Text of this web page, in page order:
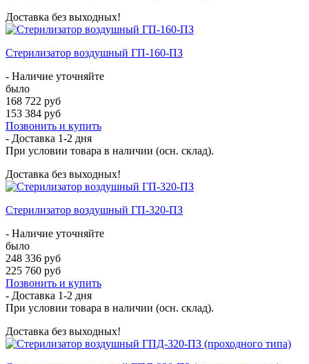
Доставка без выходных!
Стерилизатор воздушный ГП-160-ПЗ
- Наличие уточняйте
было
168 722 руб
153 384 руб
Позвонить и купить
- Доставка 1-2 дня
При условии товара в наличии (осн. склад).
Доставка без выходных!
Стерилизатор воздушный ГП-320-ПЗ
- Наличие уточняйте
было
248 336 руб
225 760 руб
Позвонить и купить
- Доставка 1-2 дня
При условии товара в наличии (осн. склад).
Доставка без выходных!